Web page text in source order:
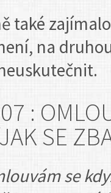
také
na
:
SE
se